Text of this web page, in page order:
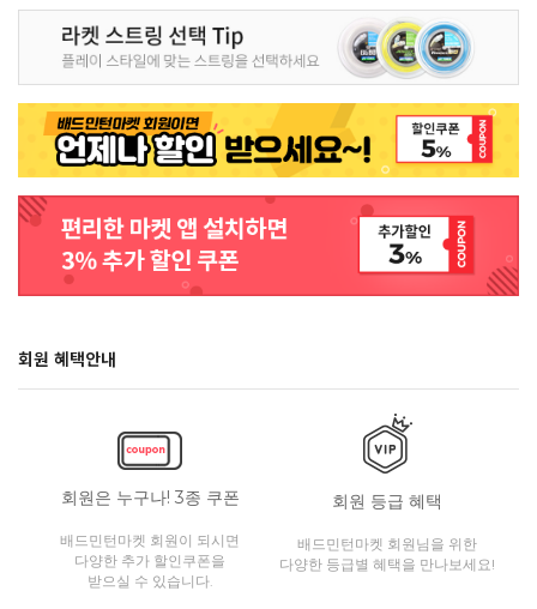
회원 혜택안내
회원은 누구나! 3종 쿠폰
배드민턴마켓 회원이 되시면
다양한 추가 할인쿠폰을
받으실 수 있습니다.
회원 등급 혜택
배드민턴마켓 회원님을 위한
다양한 등급별 혜택을 만나보세요!